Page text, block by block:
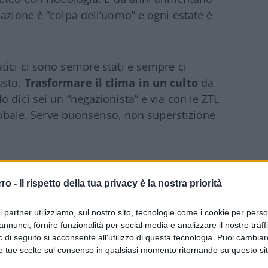
- Il rispetto della tua privacy è la nostra priorità
partner utilizziamo, sul nostro sito, tecnologie come i cookie per
fornire funzionalità per social media e analizzare il nostro
di seguito si acconsente all'utilizzo di questa tecnologia. Puoi
tue scelte sul consenso in qualsiasi momento ritornando su questo
è “colpa dell’uomo” e ogni estate è
ci sono sempre stati e sempre ci
Trasformare il clima in un culto da
sei un “negazionista” e via con le ZTL
Serve buonsenso, non superstizione
#GREEN